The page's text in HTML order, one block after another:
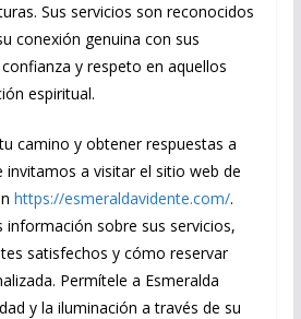
Sus servicios son reconocidos
conexión genuina con sus
y respeto en aquellos
espiritual.
camino y obtener respuestas a
a visitar el sitio web de
https://esmeraldavidente.com/.
información sobre sus servicios,
satisfechos y cómo reservar
Permítele a Esmeralda
y la iluminación a través de su